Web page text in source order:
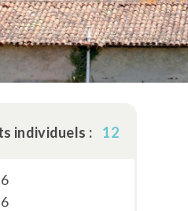
individuels : 12